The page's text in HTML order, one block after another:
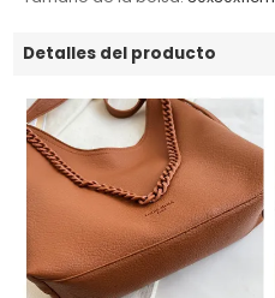
Detalles del producto